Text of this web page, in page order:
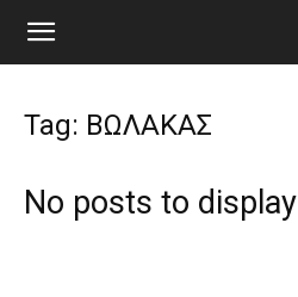
Tag: ΒΩΛΑΚΑΣ
No posts to display